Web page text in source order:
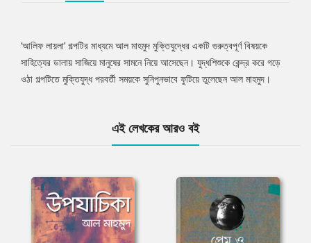
Tab
Article
‘আলিফ লায়লা’ গল্পটির মাধ্যমে আল মাহমুদ মুক্তিযুদ্ধের একটি গুরুত্বপূর্ণ বিষয়কে
সাহিত্যের ডালায় সাজিয়ে মানুষের সামনে নিয়ে আসেছেন। যুদ্ধশিশুকে কেন্দ্র করে গড়ে
ওঠা গল্পটিতে মুক্তিযুদ্ধ পরবর্তী সময়কে সুনিপুনভাবে ফুটিয়ে তুলেছেন আল মাহমুদ।
এই লেখকের আরও বই